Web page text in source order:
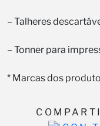
– Talheres
– Tonner para
* Marcas dos